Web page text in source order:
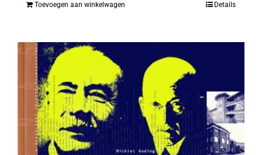
Toevoegen aan winkelwagen Details